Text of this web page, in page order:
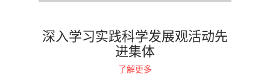
深入学习实践科学发展观活动先
进集体
了解更多